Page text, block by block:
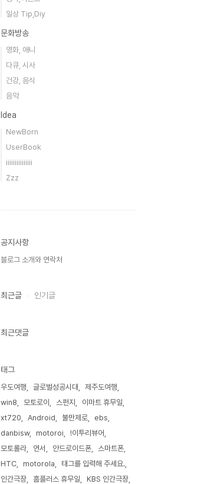
일상 Tip,Diy
문화방송
영화, 애니
다큐, 시사
건강, 음식
음악
Idea
NewBorn
UserBook
iiiiiiiiiiiiiii
Zzz
공지사항
블로그 소개와 연락처
최근글 인기글
최근댓글
태그
우도여행 글로벌성공시대
제주도여행
win8
모토로이 스펀지
이마트 휴무일
xt720
Android 불만제로
ebs
danbisw
motoroi
!이투리뷰어
모토롤라
연서 안드로이드폰
스마트폰
HTC
motorola
태그를 입력해 주세요.
인간극장
홈플러스 휴무일
KBS 인간극장